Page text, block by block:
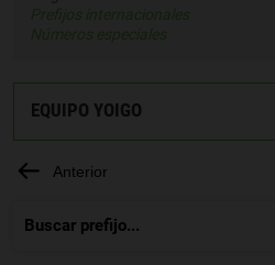
Prefijos internacionales
Números especiales
EQUIPO YOIGO
Anterior